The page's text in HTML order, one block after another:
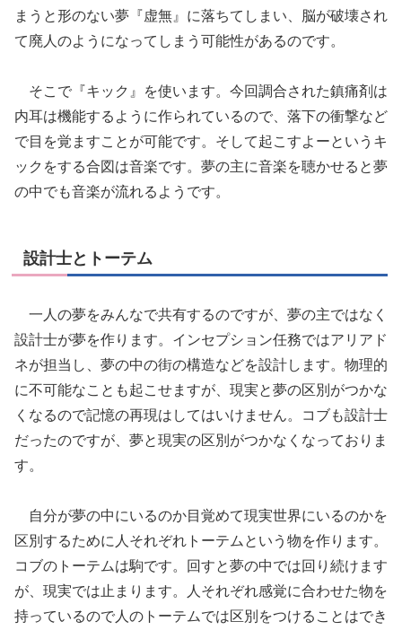
まうと形のない夢『虚無』に落ちてしまい、脳が破壊され
て廃人のようになってしまう可能性があるのです。
そこで『キック』を使います。今回調合された鎮痛剤は
内耳は機能するように作られているので、落下の衝撃など
で目を覚ますことが可能です。そして起こすよーというキ
ックをする合図は音楽です。夢の主に音楽を聴かせると夢
の中でも音楽が流れるようです。
設計士とトーテム
一人の夢をみんなで共有するのですが、夢の主ではなく
設計士が夢を作ります。インセプション任務ではアリアド
ネが担当し、夢の中の街の構造などを設計します。物理的
に不可能なことも起こせますが、現実と夢の区別がつかな
くなるので記憶の再現はしてはいけません。コブも設計士
だったのですが、夢と現実の区別がつかなくなっておりま
す。
自分が夢の中にいるのか目覚めて現実世界にいるのかを
区別するために人それぞれトーテムという物を作ります。
コブのトーテムは駒です。回すと夢の中では回り続けます
が、現実では止まります。人それぞれ感覚に合わせた物を
持っているので人のトーテムでは区別をつけることはでき